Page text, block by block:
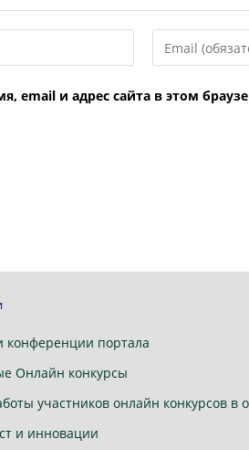
Введите
свой
email и адрес сайта в этом
конференции портала
Онлайн конкурсы
участников онлайн конкурсов в
и инновации